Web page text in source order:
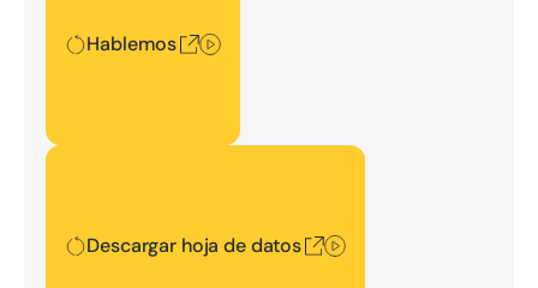
Hablemos
Descargar hoja de datos
Descargar hoja de datos